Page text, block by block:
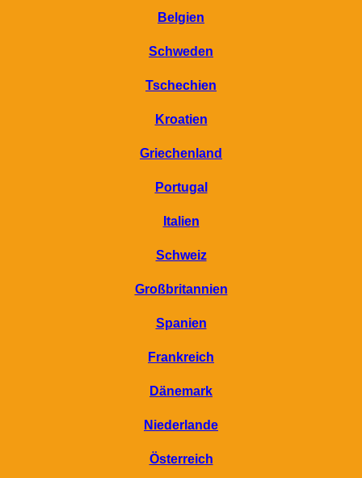
Belgien
Schweden
Tschechien
Kroatien
Griechenland
Portugal
Italien
Schweiz
Großbritannien
Spanien
Frankreich
Dänemark
Niederlande
Österreich